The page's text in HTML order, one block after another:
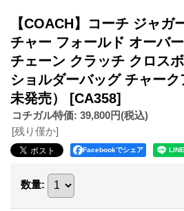
【COACH】コーチ ジャガ
チャー フォールド オーバ
チェーン クラッチ クロス
ショルダーバッグ チャー
未発売） [CA358]
コチガル特価: 39,800円(税込)
[残り僅か]
Facebookでシェア
数量: